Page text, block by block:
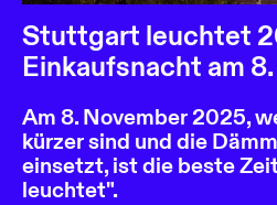
Stuttgart leuchtet
Einkaufsnacht am
Am 8. November 2025,
kürzer sind und die
einsetzt, ist die beste
leuchtet".